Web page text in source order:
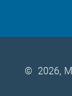
© 2026,